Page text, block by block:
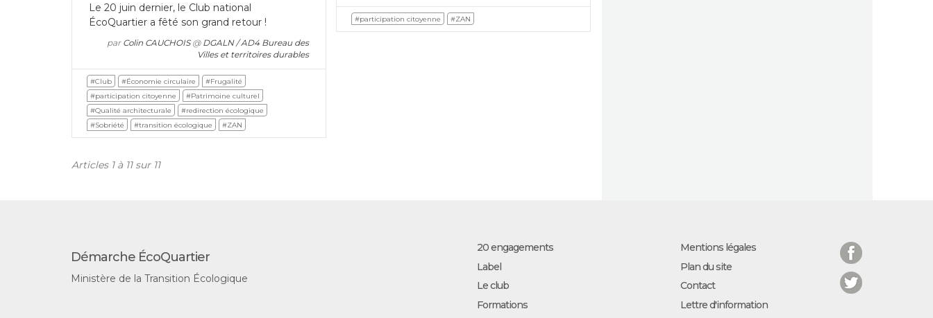
#participation citoyenne #ZAN
Le 20 juin dernier, le Club national
ÉcoQuartier a fêté son grand retour !
parColin CAUCHOIS @DGALN / AD4 Bureau des
Villes et territoires durables
#Club #Économie circulaire
#Frugalité
#participation citoyenne
#Patrimoine culturel
#Qualité architecturale
#redirection écologique
#Sobriété
#transition écologique #ZAN
Articles 1 à 11 sur 11
Démarche ÉcoQuartier
Ministère de la Transition Écologique
20 engagements
Label
Le club
Formations
Mentions légales
Plan du site
Contact
Lettre d'information
Facebook
Twitter